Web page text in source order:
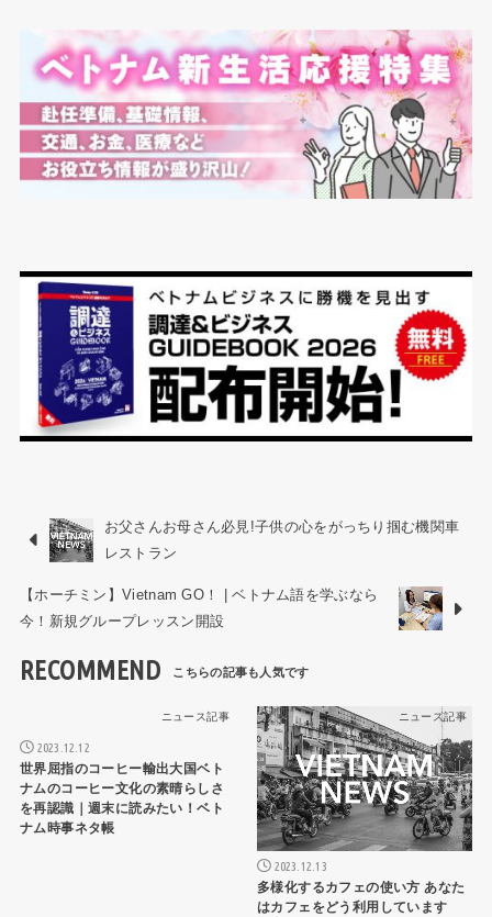
お父さんお母さん必見!子供の心をがっちり掴む機関車
レストラン
【ホーチミン】Vietnam GO！ | ベトナム語を学ぶなら
今！新規グループレッスン開設
RECOMMEND
ニュース記事
2023.12.12
世界屈指のコーヒー輸出大国ベト
ナムのコーヒー文化の素晴らしさ
を再認識｜週末に読みたい！ベト
ナム時事ネタ帳
ニュース記事
2023.12.13
多様化するカフェの使い方 あなた
はカフェをどう利用しています